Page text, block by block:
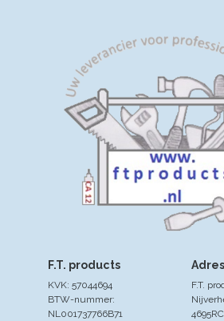
Adres
F.T.
F.T. products
KVK: 57044694
BTW-nummer:
NL001737766B71